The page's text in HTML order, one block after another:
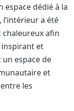
espace dédié à la
a été
chaleureux afin
et
espace de
et
les